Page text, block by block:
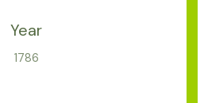
Year
1786